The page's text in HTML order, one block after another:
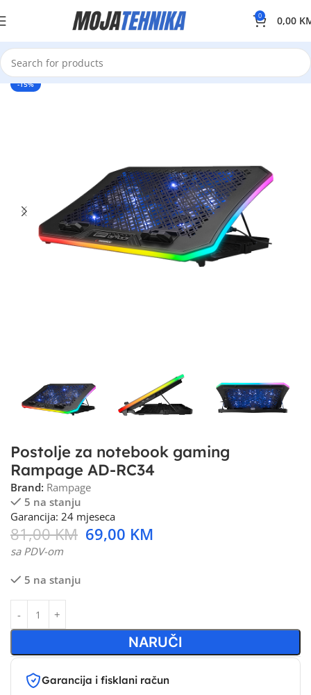
0 0,00
-15%
Postolje za notebook gaming
Rampage AD-RC34
Brand: Rampage
5 na stanju
Garancija: 24 mjeseca
81,00KM 69,00 KM
sa PDV-om
5 na stanju
NARUČI
Garancija i fisklani račun